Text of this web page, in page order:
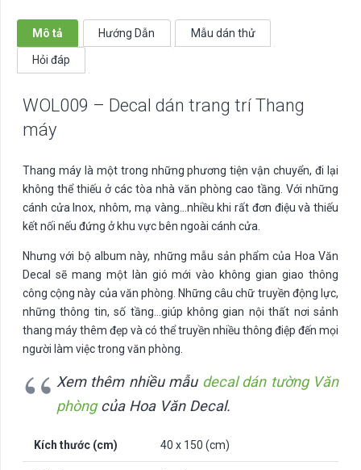
máy
số
lượng
Mô tả Hướng Dẫn Mẫu dán thử
Hỏi đáp
WOL009 – Decal dán trang trí Thang
máy
Thang máy là một trong những phương tiện vận chuyển, đi lại
không thể thiếu ở các tòa nhà văn phòng cao tầng. Với những
cánh cửa Inox, nhôm, mạ vàng…nhiều khi rất đơn điệu và thiếu
kết nối nếu đứng ở khu vực bên ngoài cánh cửa.
Nhưng với bộ album này, những mẫu sản phẩm của Hoa Văn
Decal sẽ mang một làn gió mới vào không gian giao thông
công cộng này của văn phòng. Những câu chữ truyền động lực,
những thông tin, số tầng…giúp không gian nội thất nơi sảnh
thang máy thêm đẹp và có thể truyền nhiều thông điệp đến mọi
người làm việc trong văn phòng.
Xem thêm nhiều mẫu decal dán tường Văn
phòngcủa Hoa Văn Decal.
Kích thước (cm) 40 x 150 (cm)